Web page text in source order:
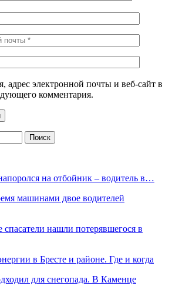
адрес электронной почты и веб-сайт в
комментария.
на отбойник – водитель в…
машинами двое водителей
нашли потерявшегося в
в Бресте и районе. Где и когда
для снегопада. В Каменце